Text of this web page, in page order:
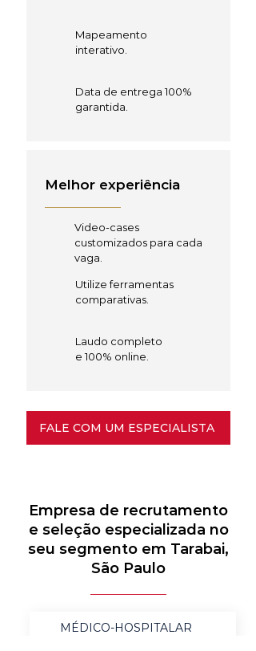
Mapeamento
interativo.
Data de entrega 100%
garantida.
Melhor experiência
Video-cases
customizados para cada
vaga.
Utilize ferramentas
comparativas.
Laudo completo
e 100% online.
FALE COM UM ESPECIALISTA
Empresa de recrutamento
e seleção especializada no
seu segmento em Tarabai,
São Paulo
MÉDICO-HOSPITALAR